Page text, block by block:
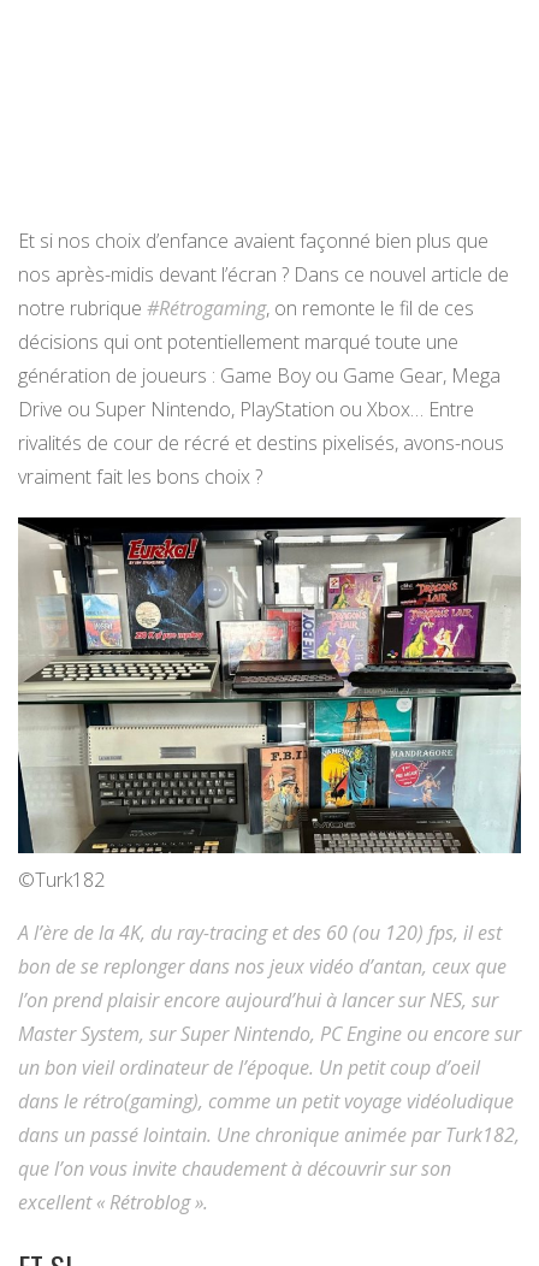
Et si nos choix d’enfance avaient façonné bien plus que
nos après-midis devant l’écran ? Dans ce nouvel article de
notre rubrique #Rétrogaming, on remonte le fil de ces
décisions qui ont potentiellement marqué toute une
génération de joueurs : Game Boy ou Game Gear, Mega
Drive ou Super Nintendo, PlayStation ou Xbox… Entre
rivalités de cour de récré et destins pixelisés, avons-nous
vraiment fait les bons choix ?
©Turk182
A l’ère de la 4K, du ray-tracing et des 60 (ou 120) fps, il est
bon de se replonger dans nos jeux vidéo d’antan, ceux que
l’on prend plaisir encore aujourd’hui à lancer sur NES, sur
Master System, sur Super Nintendo, PC Engine ou encore sur
un bon vieil ordinateur de l’époque. Un petit coup d’oeil
dans le rétro(gaming), comme un petit voyage vidéoludique
dans un passé lointain. Une chronique animée par Turk182,
que l’on vous invite chaudement à découvrir sur son
excellent « Rétroblog ».